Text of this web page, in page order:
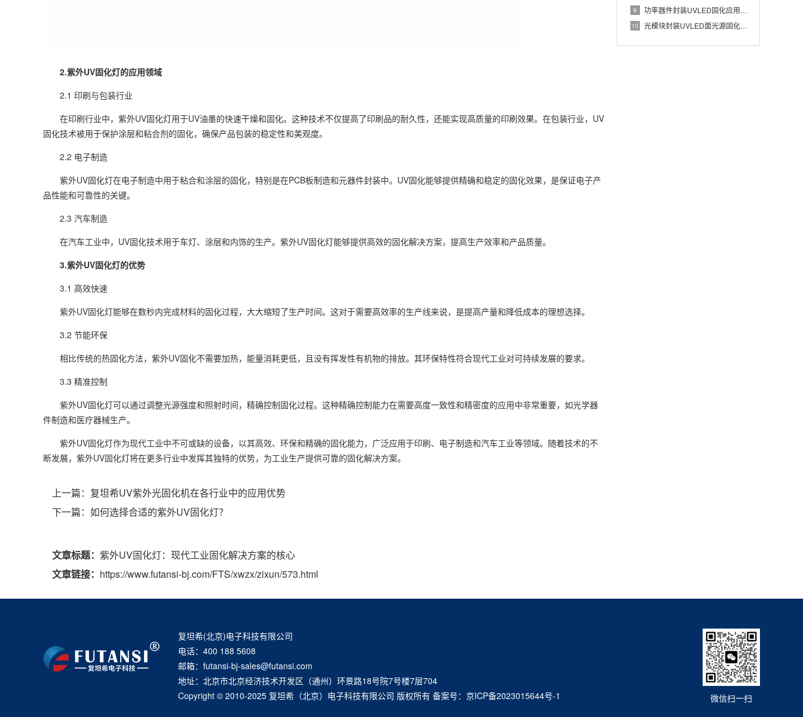
9 功率器件封装UVLED固化应用有哪些优势？IGBT芯片与散热
10 光模块封装UVLED面光源固化应用（光器件胶水批量快速UV固
2.紫外UV固化灯的应用领域
2.1 印刷与包装行业
在印刷行业中，紫外UV固化灯用于UV油墨的快速干燥和固化。这种技术不仅提高了印刷品的耐久性，还能实现高质量的印刷效果。在包装行业，UV
固化技术被用于保护涂层和粘合剂的固化，确保产品包装的稳定性和美观度。
2.2 电子制造
紫外UV固化灯在电子制造中用于粘合和涂层的固化，特别是在PCB板制造和元器件封装中。UV固化能够提供精确和稳定的固化效果，是保证电子产
品性能和可靠性的关键。
2.3 汽车制造
在汽车工业中，UV固化技术用于车灯、涂层和内饰的生产。紫外UV固化灯能够提供高效的固化解决方案，提高生产效率和产品质量。
3.紫外UV固化灯的优势
3.1 高效快速
紫外UV固化灯能够在数秒内完成材料的固化过程，大大缩短了生产时间。这对于需要高效率的生产线来说，是提高产量和降低成本的理想选择。
3.2 节能环保
相比传统的热固化方法，紫外UV固化不需要加热，能量消耗更低，且没有挥发性有机物的排放。其环保特性符合现代工业对可持续发展的要求。
3.3 精准控制
紫外UV固化灯可以通过调整光源强度和照射时间，精确控制固化过程。这种精确控制能力在需要高度一致性和精密度的应用中非常重要，如光学器
件制造和医疗器械生产。
紫外UV固化灯作为现代工业中不可或缺的设备，以其高效、环保和精确的固化能力，广泛应用于印刷、电子制造和汽车工业等领域。随着技术的不
断发展，紫外UV固化灯将在更多行业中发挥其独特的优势，为工业生产提供可靠的固化解决方案。
上一篇： 复坦希UV紫外光固化机在各行业中的应用优势
下一篇： 如何选择合适的紫外UV固化灯？
文章标题： 紫外UV固化灯：现代工业固化解决方案的核心
文章链接： https://www.futansi-bj.com/FTS/xwzx/zixun/573.html
微信扫一扫
复坦希(北京)电子科技有限公司
电话：400 188 5608
邮箱：futansi-bj-sales@futansi.com
地址：北京市北京经济技术开发区（通州）环景路18号院7号楼7层704
Copyright © 2010-2025 复坦希（北京）电子科技有限公司 版权所有 备案号： 京ICP备2023015644号-1